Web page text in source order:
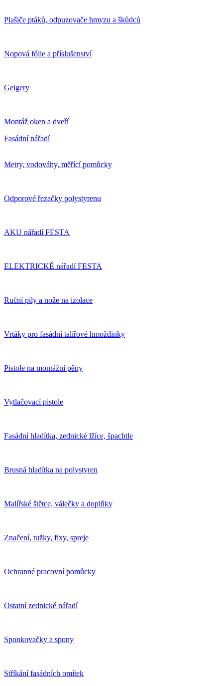
Plašiče ptáků, odpuzovače hmyzu a škůdců
Nopová fólie a příslušenství
Geigery
Montáž oken a dveří
Fasádní nářadí
Metry, vodováhy, měřící pomůcky
Odporové řezačky polystyrenu
AKU nářadí FESTA
ELEKTRICKÉ nářadí FESTA
Ruční pily a nože na izolace
Vrtáky pro fasádní talířové hmoždinky
Pistole na montážní pěny
Vytlačovací pistole
Fasádní hladítka, zednické lžíce, špachtle
Brusná hladítka na polystyren
Malířské štětce, válečky a doplňky
Značení, tužky, fixy, spreje
Ochranné pracovní pomůcky
Ostatní zednické nářadí
Sponkovačky a spony
Stříkání fasádních omítek